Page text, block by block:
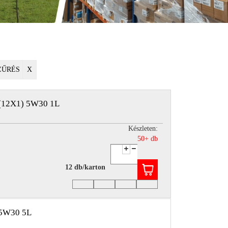
X
5W30 1L
Készleten:
50+ db
12 db/karton
5L